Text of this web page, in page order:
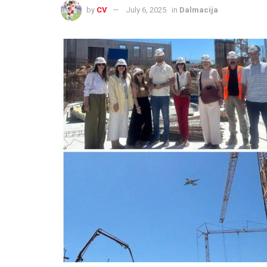
by CV July 6, 2025 in Dalmacija